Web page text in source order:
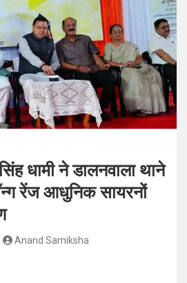
उत्तराखण्ड ने वैश्विक स्तर पर संस्कृत के प्रसार
धामी ने डालनवाला थाने
रेंज आधुनिक सायरनों
Anand Samiksha